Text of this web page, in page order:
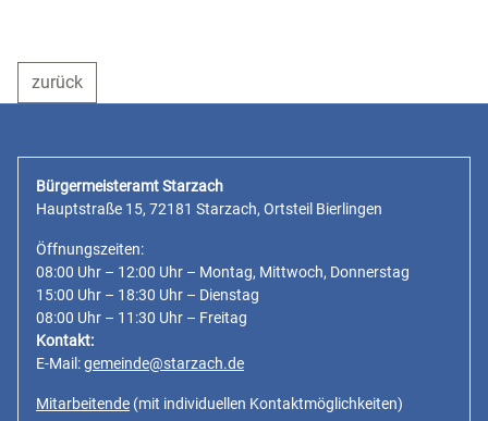
zurück
Bürgermeisteramt Starzach
Hauptstraße 15, 72181 Starzach, Ortsteil Bierlingen
Öffnungszeiten:
08:00 Uhr – 12:00 Uhr – Montag, Mittwoch, Donnerstag
15:00 Uhr – 18:30 Uhr – Dienstag
08:00 Uhr – 11:30 Uhr – Freitag
Kontakt:
E-Mail:gemeinde@starzach.de
Mitarbeitende (mit individuellen Kontaktmöglichkeiten)